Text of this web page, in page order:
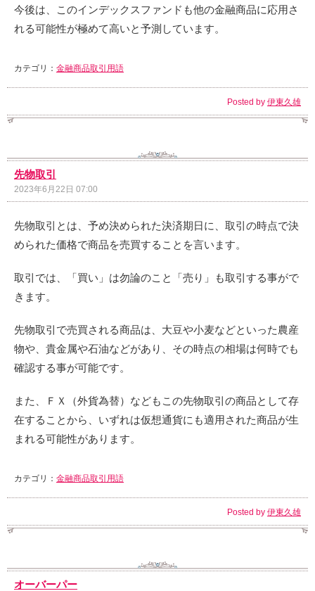
今後は、このインデックスファンドも他の金融商品に応用さ
れる可能性が極めて高いと予測しています。
カテゴリ： 金融商品取引用語
Posted by 伊東久雄
先物取引
2023年6月22日 07:00
先物取引とは、予め決められた決済期日に、取引の時点で決
められた価格で商品を売買することを言います。
取引では、「買い」は勿論のこと「売り」も取引する事がで
きます。
先物取引で売買される商品は、大豆や小麦などといった農産
物や、貴金属や石油などがあり、その時点の相場は何時でも
確認する事が可能です。
また、ＦＸ（外貨為替）などもこの先物取引の商品として存
在することから、いずれは仮想通貨にも適用された商品が生
まれる可能性があります。
カテゴリ： 金融商品取引用語
Posted by 伊東久雄
オーバーパー